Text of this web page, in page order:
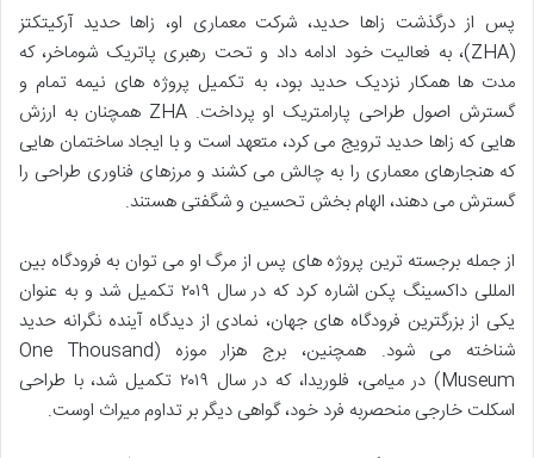
پس از درگذشت زاها حدید، شرکت معماری او، زاها حدید آرکیتکتز
(ZHA)، به فعالیت خود ادامه داد و تحت رهبری پاتریک شوماخر، که
مدت ها همکار نزدیک حدید بود، به تکمیل پروژه های نیمه تمام و
گسترش اصول طراحی پارامتریک او پرداخت. ZHA همچنان به ارزش
هایی که زاها حدید ترویج می کرد، متعهد است و با ایجاد ساختمان هایی
که هنجارهای معماری را به چالش می کشند و مرزهای فناوری طراحی را
گسترش می دهند، الهام بخش تحسین و شگفتی هستند.
از جمله برجسته ترین پروژه های پس از مرگ او می توان به فرودگاه بین
المللی داکسینگ پکن اشاره کرد که در سال ۲۰۱۹ تکمیل شد و به عنوان
یکی از بزرگترین فرودگاه های جهان، نمادی از دیدگاه آینده نگرانه حدید
شناخته می شود. همچنین، برج هزار موزه (One Thousand
Museum) در میامی، فلوریدا، که در سال ۲۰۱۹ تکمیل شد، با طراحی
اسکلت خارجی منحصربه فرد خود، گواهی دیگر بر تداوم میراث اوست.